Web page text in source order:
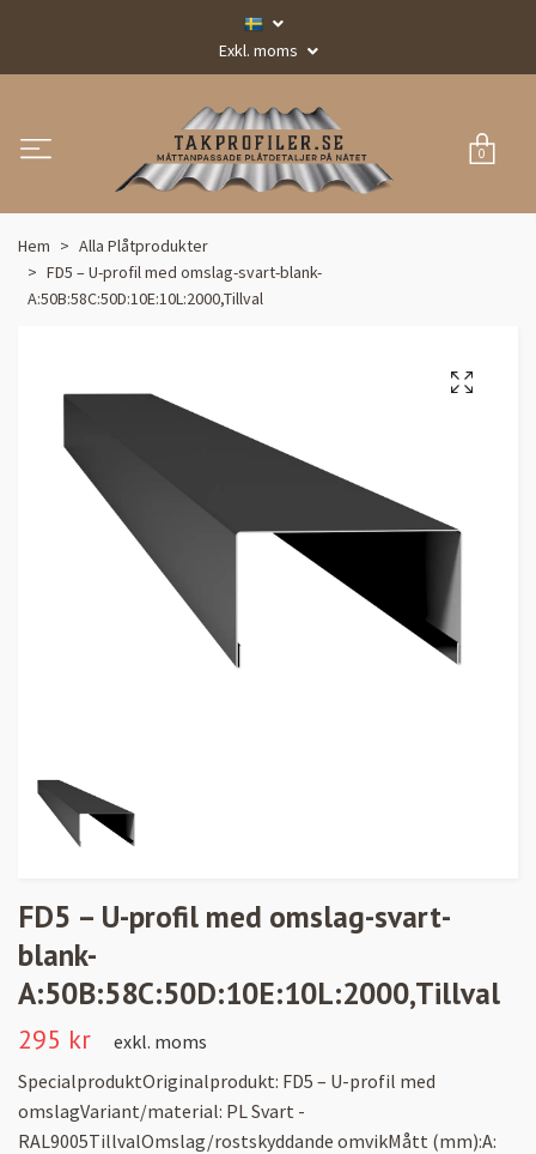
Exkl. moms
0
Hem
Alla Plåtprodukter
FD5 – U-profil med omslag-svart-blank-
A:50B:58C:50D:10E:10L:2000,Tillval
FD5 – U-profil med omslag-svart-
blank-
A:50B:58C:50D:10E:10L:2000,Tillval
295 kr
exkl. moms
SpecialproduktOriginalprodukt: FD5 – U-profil med
omslagVariant/material: PL Svart -
RAL9005TillvalOmslag/rostskyddande omvikMått (mm):A: